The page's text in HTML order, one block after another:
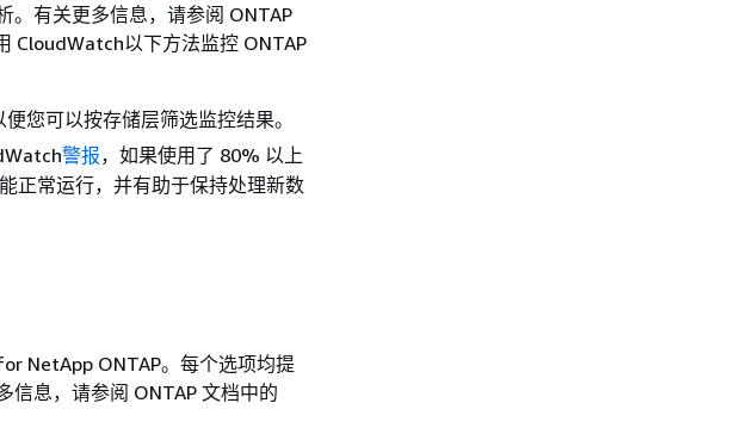
。有关更多信息，请参阅 ONTAP
CloudWatch以下方法监控 ONTAP
便您可以按存储层筛选监控结果。
警报，如果使用了 80% 以上
正常运行，并有助于保持处理新数
NetApp ONTAP。每个选项均提
信息，请参阅 ONTAP 文档中的